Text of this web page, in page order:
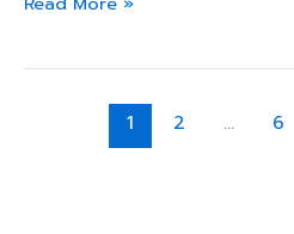
1 2 … 6